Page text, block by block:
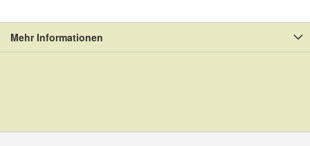
Mehr Informationen